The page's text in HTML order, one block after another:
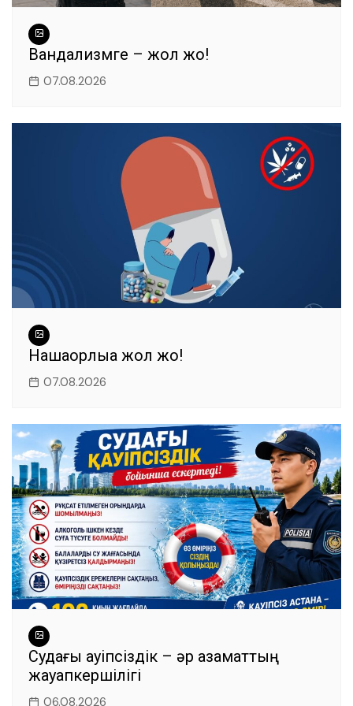
Вандализмге – жол жоқ!
07.08.2026
Нашақорлыққа жол жоқ!
07.08.2026
Судағы қауіпсіздік – әр азаматтың
жауапкершілігі
06.08.2026